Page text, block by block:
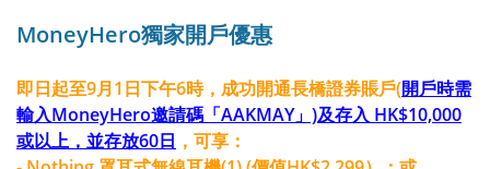
MoneyHero獨家開戶優惠
即日起至9月1日下午6時，成功開通長橋證券賬戶(開戶時需
輸入MoneyHero邀請碼「AAKMAY」)及存入 HK$10,000
或以上，並存放60日 ，可享：